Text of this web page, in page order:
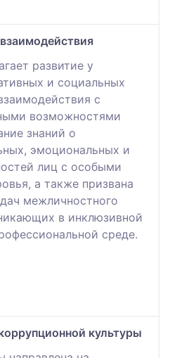
развитие у
и социальных
с
возможностями
знаний о
эмоциональных и
лиц с особыми
а также призвана
межличностного
в инклюзивной
среде.
культуры